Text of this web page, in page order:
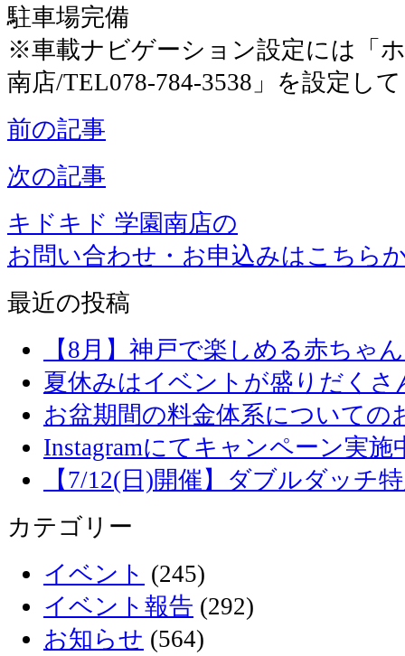
駐車場完備
※車載ナビゲーション設定には「
南店/TEL078-784-3538」を設定し
前の記事
次の記事
キドキド 学園南店の
お問い合わせ・お申込みはこちら
最近の投稿
【8月】神戸で楽しめる赤ちゃ
夏休みはイベントが盛りだくさ
お盆期間の料金体系についての
Instagramにてキャンペーン実施
【7/12(日)開催】ダブルダッチ
カテゴリー
イベント (245)
イベント報告 (292)
お知らせ (564)